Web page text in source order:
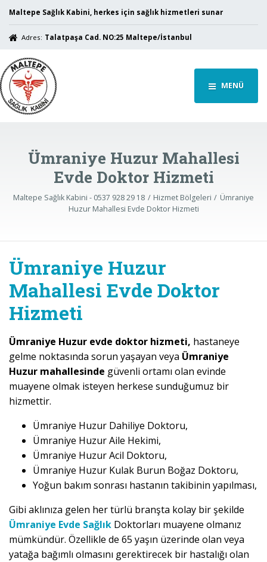
Maltepe Sağlık Kabini, herkes için sağlık hizmetleri sunar
Adres: Talatpaşa Cad. NO:25 Maltepe/İstanbul
MENÜ
Ümraniye Huzur Mahallesi
Evde Doktor Hizmeti
Maltepe Sağlık Kabini - 0537 928 29 18 Hizmet Bölgeleri
Ümraniye
Huzur Mahallesi Evde Doktor Hizmeti
Ümraniye Huzur
Mahallesi Evde Doktor
Hizmeti
Ümraniye Huzur evde doktor hizmeti, hastaneye
gelme noktasında sorun yaşayan veya Ümraniye
Huzur mahallesinde güvenli ortamı olan evinde
muayene olmak isteyen herkese sunduğumuz bir
hizmettir.
Ümraniye Huzur Dahiliye Doktoru,
Ümraniye Huzur Aile Hekimi,
Ümraniye Huzur Acil Doktoru,
Ümraniye Huzur Kulak Burun Boğaz Doktoru,
Yoğun bakım sonrası hastanın takibinin yapılması,
Gibi aklınıza gelen her türlü branşta kolay bir şekilde
Ümraniye Evde Sağlık Doktorları muayene olmanız
mümkündür. Özellikle de 65 yaşın üzerinde olan veya
yatağa bağımlı olmasını gerektirecek bir hastalığı olan